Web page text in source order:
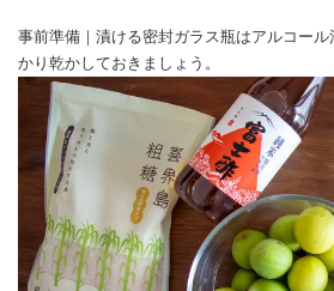
事前準備｜漬ける密封ガラス瓶はアルコー
かり乾かしておきましょう。